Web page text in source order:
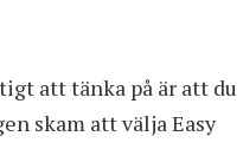
att tänka på är att du
skam att välja Easy